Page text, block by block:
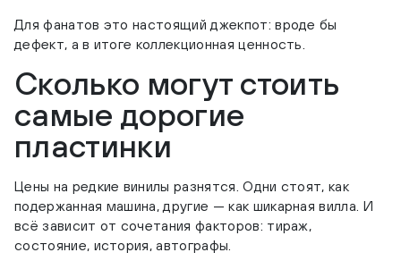
Для фанатов это настоящий джекпот: вроде бы
дефект, а в итоге коллекционная ценность.
Сколько могут стоить
самые дорогие
пластинки
Цены на редкие винилы разнятся. Одни стоят, как
подержанная машина, другие — как шикарная вилла. И
всё зависит от сочетания факторов: тираж,
состояние, история, автографы.